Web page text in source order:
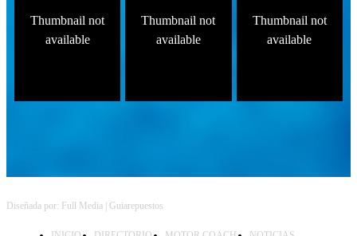
Thumbnail not
available
Thumbnail not
available
Thumbnail not
available
Diseñada por: Full Media | Guiarepuestos